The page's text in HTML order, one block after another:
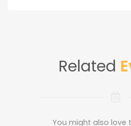
Related
You might also love